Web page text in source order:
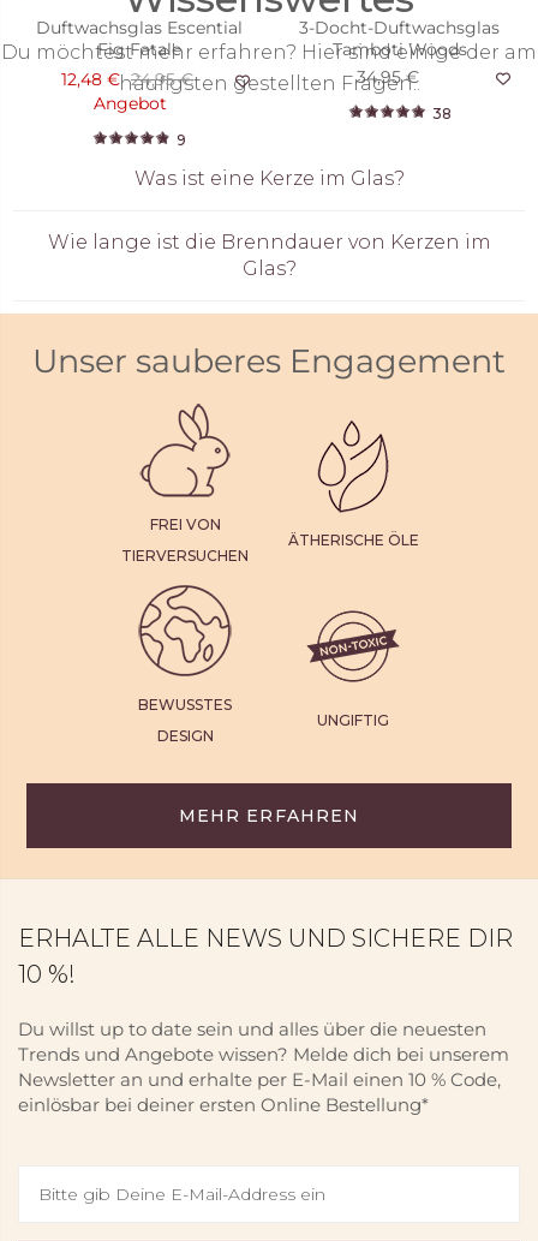
Duftwachsglas Escential
Fig Fatale
12,48 € 24,95 €
Angebot
9
3-Docht-Duftwachsglas
Tamboti Woods
34,95 €
38
Du möchtest mehr erfahren? Hier sind einige der am
häufigsten gestellten Fragen..
Was ist eine Kerze im Glas?
Wie lange ist die Brenndauer von Kerzen im
Glas?
Unser sauberes Engagement
FREI VON
TIERVERSUCHEN
ÄTHERISCHE ÖLE
BEWUSSTES
DESIGN
UNGIFTIG
MEHR ERFAHREN
ERHALTE ALLE NEWS UND SICHERE DIR
10 %!
Du willst up to date sein und alles über die neuesten
Trends und Angebote wissen? Melde dich bei unserem
Newsletter an und erhalte per E-Mail einen 10 % Code,
einlösbar bei deiner ersten Online Bestellung*